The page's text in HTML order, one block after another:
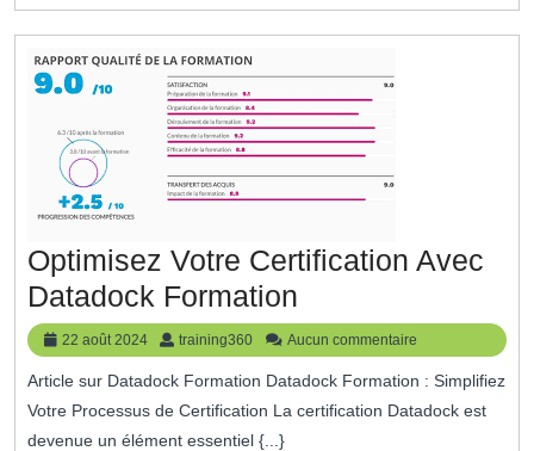
Clés
De
La
Réussite
Professionnelle
Optimisez Votre Certification Avec
Datadock Formation
Votre
Certification
Avec
22 août 2024
22
août
2024
training360 training360
Aucun commentaire
Article sur Datadock Formation Datadock Formation : Simplifiez
Votre Processus de Certification La certification Datadock est
devenue un élément essentiel {...}